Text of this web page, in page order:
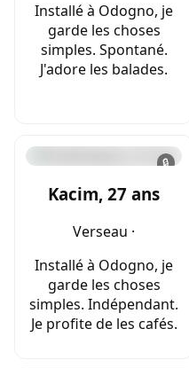
Installé à Odogno, je
garde les choses
simples. Spontané.
J'adore les balades.
🔒
Kacim, 27 ans
Verseau ·
Installé à Odogno, je
garde les choses
simples. Indépendant.
Je profite de les cafés.